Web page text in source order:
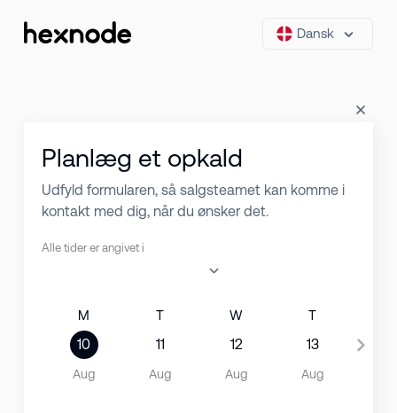
Dansk
Planlæg et opkald
Udfyld formularen, så salgsteamet kan komme i
kontakt med dig, når du ønsker det.
Alle tider er angivet i
M
10
Aug
T
11
Aug
W
12
Aug
T
13
Aug